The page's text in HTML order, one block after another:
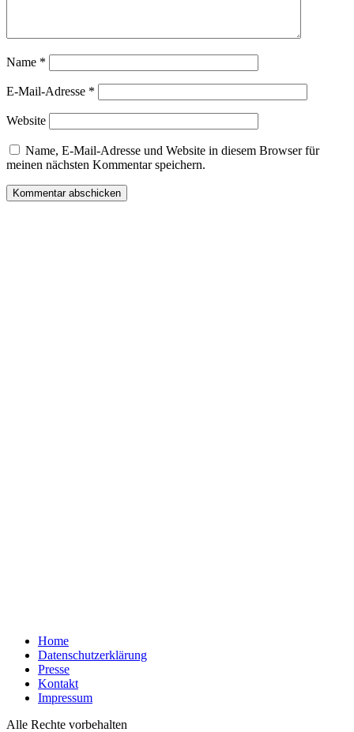
Name *
E-Mail-Adresse *
Website
Name, E-Mail-Adresse und Website in diesem Browser für
meinen nächsten Kommentar speichern.
Home
Datenschutzerklärung
Presse
Kontakt
Impressum
Alle Rechte vorbehalten